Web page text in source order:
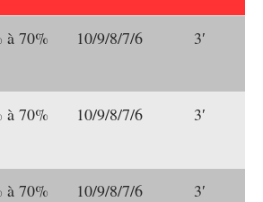
à 70% 10/9/8/7/6 3′
à 70% 10/9/8/7/6 3′
à 70% 10/9/8/7/6 3′